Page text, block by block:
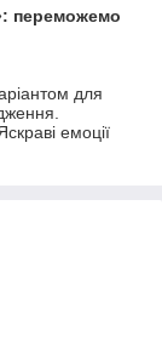
переможемо
для
емоції